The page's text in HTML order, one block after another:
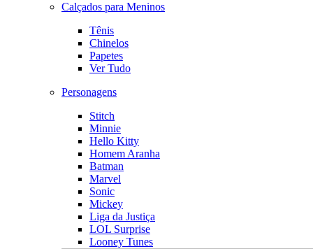
Calçados para Meninos
Tênis
Chinelos
Papetes
Ver Tudo
Personagens
Stitch
Minnie
Hello Kitty
Homem Aranha
Batman
Marvel
Sonic
Mickey
Liga da Justiça
LOL Surprise
Looney Tunes